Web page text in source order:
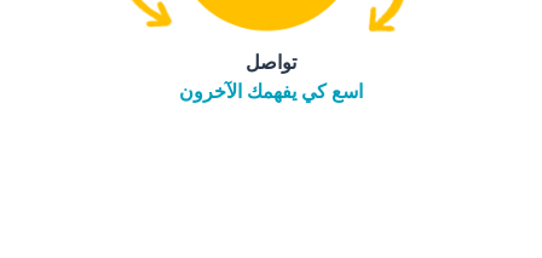
تواصل
اسع كي يفهمك الآخرون